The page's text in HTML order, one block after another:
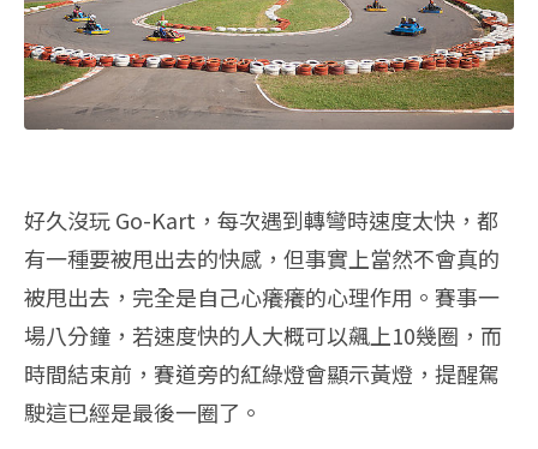
好久沒玩 Go-Kart，每次遇到轉彎時速度太快，都
有一種要被甩出去的快感，但事實上當然不會真的
被甩出去，完全是自己心癢癢的心理作用。賽事一
場八分鐘，若速度快的人大概可以飆上10幾圈，而
時間結束前，賽道旁的紅綠燈會顯示黃燈，提醒駕
駛這已經是最後一圈了。